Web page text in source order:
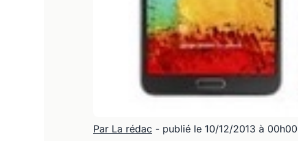
Par La rédac - publié le 10/12/2013 à 00h00